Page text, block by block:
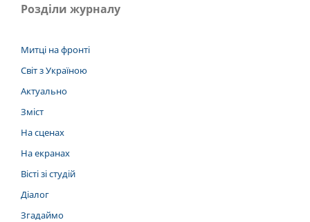
Розділи журналу
Митці на фронті
Світ з Україною
Актуально
Зміст
На сценах
На екранах
Вісті зі студій
Діалог
Згадаймо